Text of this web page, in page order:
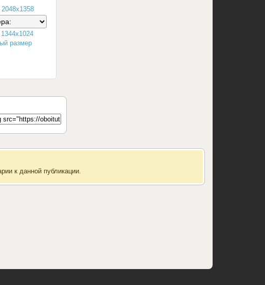
2048x1358
1344x1024
размер
к данной публикации.